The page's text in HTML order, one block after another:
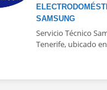
SAMSUNG
Servicio Técnico
Tenerife, ubicado en